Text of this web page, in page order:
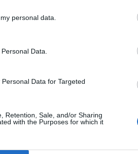
personal data.
Data.
Data for Targeted
Retention, Sale, and/or Sharing
with the Purposes for which it
θα εγκατασταθεί στην
από το 2027.
τα Skyranger
το Βέλγιο σχεδιάζει να
με στατικά συστήματα